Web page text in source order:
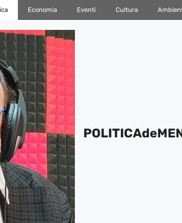
Economia Eventi Cultura